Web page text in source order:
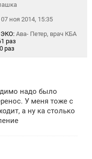
07 ноя 2014, 15:35
ЭКО: Ава- Петер, врач КБА
раз
раз
надо было
У меня тоже с
а ну ка столько